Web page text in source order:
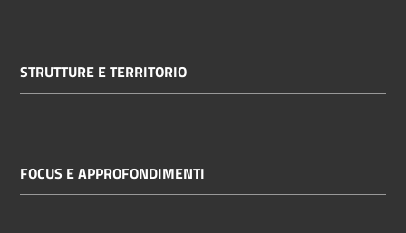
STRUTTURE E TERRITORIO
FOCUS E APPROFONDIMENTI